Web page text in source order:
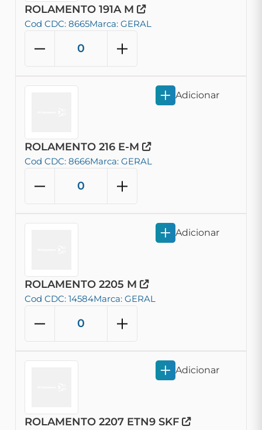
ROLAMENTO 191A M
Cod CDC: 8665Marca: GERAL
ROLAMENTO 216 E-M
Cod CDC: 8666Marca: GERAL
Adicionar
ROLAMENTO 2205 M
Cod CDC: 14584Marca: GERAL
Adicionar
ROLAMENTO 2207 ETN9 SKF
Adicionar